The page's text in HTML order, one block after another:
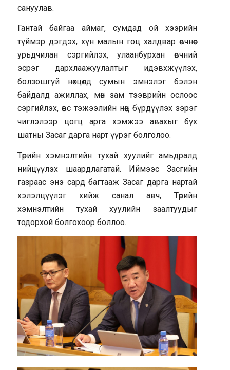
сануулав.
Гантай байгаа аймаг, сумдад ой хээрийн
түймэр дэгдэх, хүн малын гоц халдвар өвчнөөс
урьдчилан сэргийлэх, улаанбурхан өвчний
эсрэг дархлаажуулалтыг идэвхжүүлэх,
болзошгүй нөхцөлд сумын эмнэлэг бэлэн
байдалд ажиллах, мөн зам тээврийн ослоос
сэргийлэх, өвс тэжээлийн нөөц бүрдүүлэх зэрэг
чиглэлээр цогц арга хэмжээ авахыг бүх
шатны Засаг дарга нарт үүрэг болголоо.
Төрийн хэмнэлтийн тухай хуулийг амьдралд
нийцүүлэх шаардлагатай. Иймээс Засгийн
газраас энэ сард багтааж Засаг дарга нартай
хэлэлцүүлэг хийж санал авч, Төрийн
хэмнэлтийн тухай хуулийн заалтуудыг
тодорхой болгохоор боллоо.